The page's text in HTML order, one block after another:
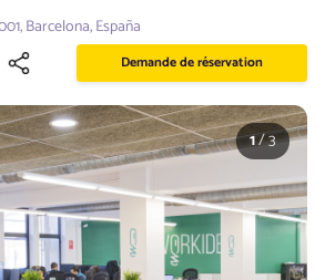
Barcelona, España
Demande de réservation
1/3